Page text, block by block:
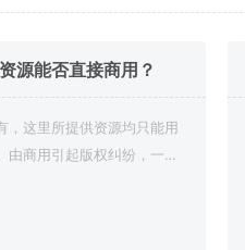
源能否直接商用？
，这里所提供资源均只能用
商用引起版权纠纷，一切